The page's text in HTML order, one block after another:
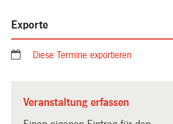
Exporte
Diese Termine exportieren
Veranstaltung erfassen